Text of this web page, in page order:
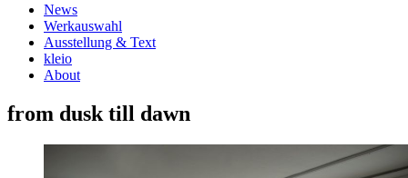
News
Werkauswahl
Ausstellung & Text
kleio
About
from dusk till dawn